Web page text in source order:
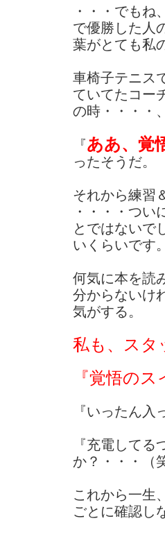
・・・でもね
で優勝した人
葉がとても私
車椅子テニス
ていてたコー
の時・・・・
『ああ、覚
ったそうだ。
それから練習
・・・・つい
とではないで
いくらいです
何気に本を読
分からないけ
気がする。
私も、スタ
『覚悟の
『いったん
『充電して
か？・・・（
これから一生
ごとに確認し